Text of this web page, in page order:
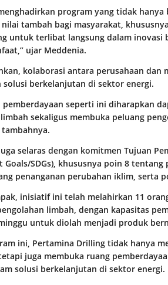
program yang tidak
tambah bagi masyarakat,
untuk terlibat langsung dalam
ujar Meddenia.
kolaborasi antara perusahaan
solusi berkelanjutan di sektor energi.
pemberdayaan seperti ini diharapkan
sekaligus membuka peluang
selaras dengan komitmen Tujuan
Goals/SDGs), khususnya poin 8
penanganan perubahan iklim, serta
inisiatif ini telah melahirkan 11
limbah, dengan kapasitas
untuk diolah menjadi produk
ini, Pertamina Drilling tidak hanya
juga membuka ruang
solusi berkelanjutan di sektor energi.